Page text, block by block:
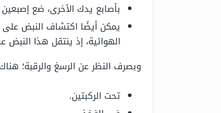
بأصابع يدك الأخرى، ضع إصبعين برفق تحت ثنية معصمك وحاول 2.5 سم أسفل
يمكن أيضًا اكتشاف النبض على
الهوائية، إذ ينتقل هذا النبض
وبصرف النظر عن الرسغ والرقبة؛
تحت الركبتين.